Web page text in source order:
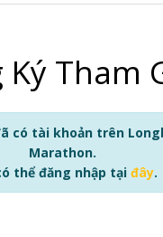
Tham
có tài khoản trên
Marathon.
thể đăng nhập tại đây.